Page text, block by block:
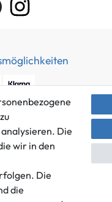
Händlerbund
Die
wir in den
Die
die